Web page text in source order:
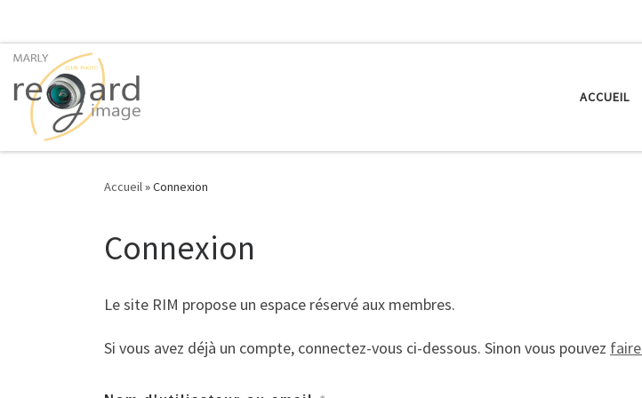
ACCUEIL
Accueil»Connexion
Connexion
Le site RIM propose un espace réservé aux membres.
Si vous avez déjà un compte, connectez-vous ci-dessous. Sinon vous pouvez